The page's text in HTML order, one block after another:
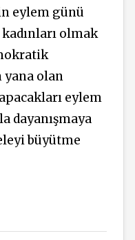
eylem günü
olmak
yana olan
eylem
dayanışmaya
büyütme